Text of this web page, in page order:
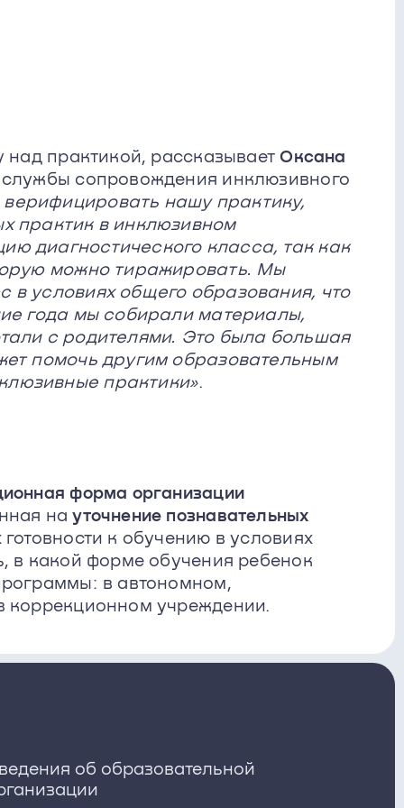
над практикой, рассказываетОксана
службы сопровождения инклюзивного
нашу практику,
практик в инклюзивном
диагностического класса, так как
можно тиражировать. Мы
в условиях общего образования, что
года мы собирали материалы,
с родителями. Это была большая
помочь другим образовательным
практики».
форма организации
науточнение познавательных
к обучению в условиях
в какой форме обучения ребенок
в автономном,
коррекционном учреждении.
об образовательной